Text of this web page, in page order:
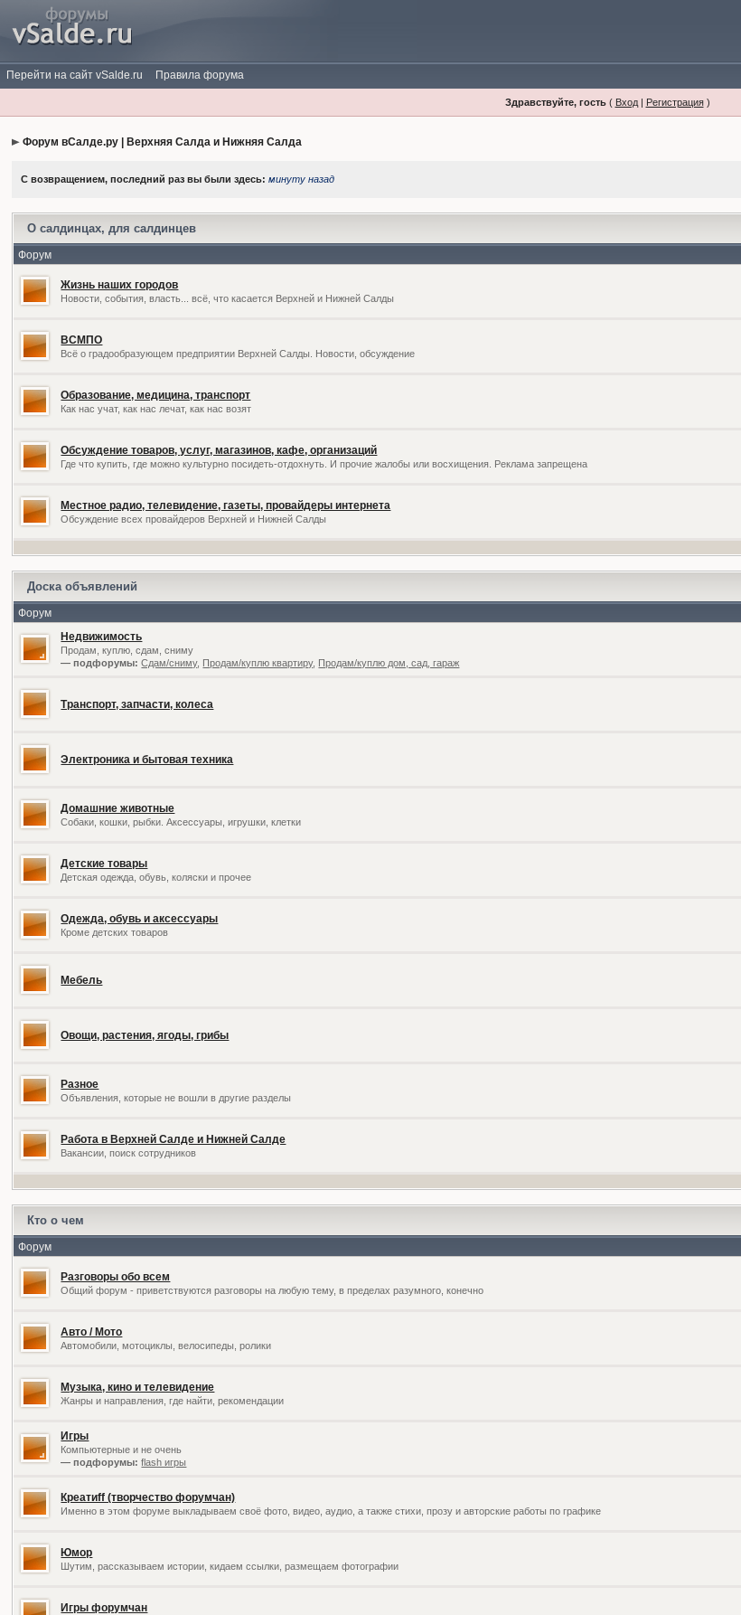
Перейти на сайт vSalde.ru Правила форума
Здравствуйте, гость( Вход| Регистрация)
Форум вСалде.ру | Верхняя Салда и Нижняя Салда
С возвращением, последний раз вы были здесь:минуту назад
О салдинцах, для салдинцев
Форум
Жизнь наших городов
Новости, события, власть... всё, что касается Верхней и Нижней Салды
ВСМПО
Всё о градообразующем предприятии Верхней Салды. Новости, обсуждение
Образование, медицина, транспорт
Как нас учат, как нас лечат, как нас возят
Обсуждение товаров, услуг, магазинов, кафе, организаций
Где что купить, где можно культурно посидеть-отдохнуть. И прочие жалобы или восхищения. Реклама запрещена
Местное радио, телевидение, газеты, провайдеры интернета
Обсуждение всех провайдеров Верхней и Нижней Салды
Доска объявлений
Форум
Недвижимость
Продам, куплю, сдам, сниму
— подфорумы: Сдам/сниму, Продам/куплю квартиру, Продам/куплю дом, сад, гараж
Транспорт, запчасти, колеса
Электроника и бытовая техника
Домашние животные
Собаки, кошки, рыбки. Аксессуары, игрушки, клетки
Детские товары
Детская одежда, обувь, коляски и прочее
Одежда, обувь и аксессуары
Кроме детских товаров
Мебель
Овощи, растения, ягоды, грибы
Разное
Объявления, которые не вошли в другие разделы
Работа в Верхней Салде и Нижней Салде
Вакансии, поиск сотрудников
Кто о чем
Форум
Разговоры обо всем
Общий форум - приветствуются разговоры на любую тему, в пределах разумного, конечно
Авто / Мото
Автомобили, мотоциклы, велосипеды, ролики
Музыка, кино и телевидение
Жанры и направления, где найти, рекомендации
Игры
Компьютерные и не очень
— подфорумы: flash игры
Креатиff (творчество форумчан)
Именно в этом форуме выкладываем своё фото, видео, аудио, а также стихи, прозу и авторские работы по графике
Юмор
Шутим, рассказываем истории, кидаем ссылки, размещаем фотографии
Игры форумчан